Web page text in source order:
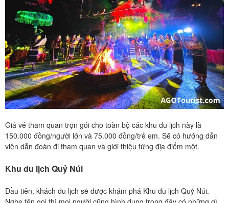
Giá vé tham quan trọn gói cho toàn bộ các khu du lịch này là
150.000 đồng/người lớn và 75.000 đồng/trẻ em. Sẽ có hướng dẫn
viên dẫn đoàn đi tham quan và giới thiệu từng địa điểm một.
Khu du lịch Quỷ Núi
Đầu tiên, khách du lịch sẽ được khám phá Khu du lịch Quỷ Núi.